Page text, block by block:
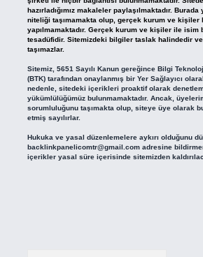
hazırladığımız makaleler paylaşılmaktadır.
niteliği taşımamakta olup, gerçek kurum ve kişiler
yapılmamaktadır. Gerçek kurum ve kişiler ile isim
tesadüfidir. Sitemizdeki bilgiler taslak halindedir
taşımazlar.
Sitemiz, 5651 Sayılı Kanun gereğince Bilgi
(BTK) tarafından onaylanmış bir Yer Sağlayıcı
nedenle, sitedeki içerikleri proaktif olarak
yükümlülüğümüz bulunmamaktadır. Ancak,
sorumluluğunu taşımakta olup, siteye üye olarak
etmiş sayılırlar.
Hukuka ve yasal düzenlemelere aykırı olduğunu
backlinkpanelicomtr@gmail.comadresine
içerikler yasal süre içerisinde sitemizden